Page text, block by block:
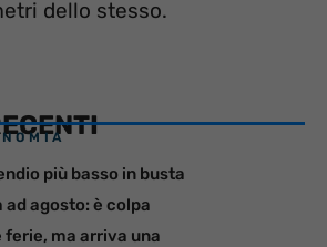
dello stesso.
più basso in busta
ad agosto: è colpa
ferie, ma arriva una